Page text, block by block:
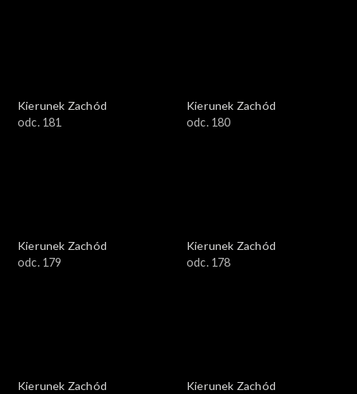
Kierunek Zachód
odc. 181
Kierunek Zachód
odc. 180
Kierunek Zachód
odc. 179
Kierunek Zachód
odc. 178
Kierunek Zachód
Kierunek Zachód